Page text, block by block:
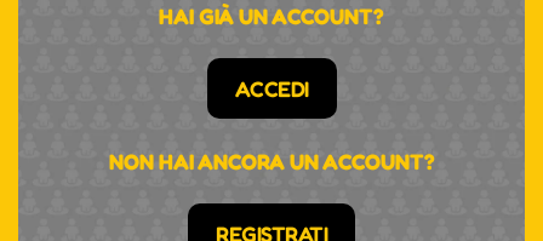
HAI GIÀ UN ACCOUNT?
ACCEDI
NON HAI ANCORA UN ACCOUNT?
REGISTRATI